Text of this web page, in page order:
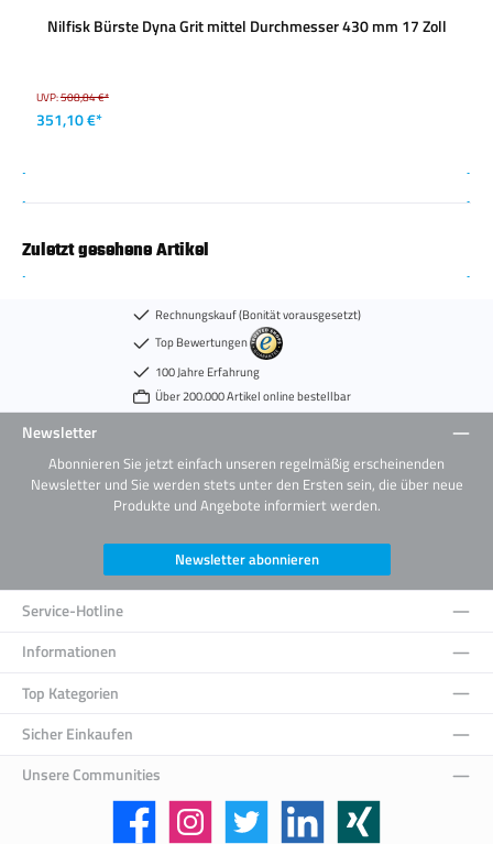
Nilfisk Bürste Dyna Grit mittel Durchmesser 430 mm 17 Zoll
UVP:508,84 €*
351,10 €*
Zuletzt gesehene Artikel
Rechnungskauf (Bonität vorausgesetzt)
Top Bewertungen
100 Jahre Erfahrung
Über 200.000 Artikel online bestellbar
Newsletter
Abonnieren Sie jetzt einfach unseren regelmäßig erscheinenden
Newsletter und Sie werden stets unter den Ersten sein, die über neue
Produkte und Angebote informiert werden.
Newsletter abonnieren
Service-Hotline
Informationen
Top Kategorien
Sicher Einkaufen
Unsere Communities
Facebook Instagram Twitter LinkedIn Xing